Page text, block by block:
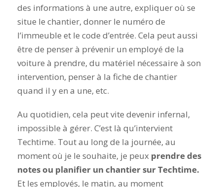
des informations à une autre, expliquer où se
situe le chantier, donner le numéro de
l’immeuble et le code d’entrée. Cela peut aussi
être de penser à prévenir un employé de la
voiture à prendre, du matériel nécessaire à son
intervention, penser à la fiche de chantier
quand il y en a une, etc.
Au quotidien, cela peut vite devenir infernal,
impossible à gérer. C’est là qu’intervient
Techtime. Tout au long de la journée, au
moment où je le souhaite, je peux prendre des
notes ou planifier un chantier sur Techtime.
Et les employés, le matin, au moment